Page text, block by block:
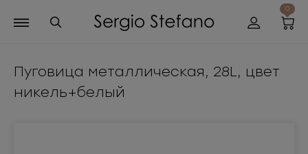
0
Пуговица металлическая, 28L, цвет
никель+белый